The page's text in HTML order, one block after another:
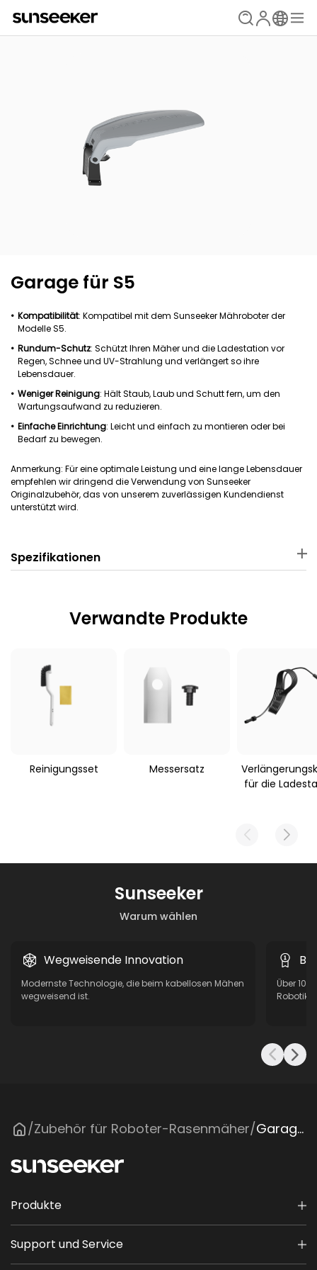
Garage für S5
Kompatibilität: Kompatibel mit dem Sunseeker Mähroboter der
Modelle S5.
Rundum-Schutz: Schützt Ihren Mäher und die Ladestation vor
Regen, Schnee und UV-Strahlung und verlängert so ihre
Lebensdauer.
Weniger Reinigung: Hält Staub, Laub und Schutt fern, um den
Wartungsaufwand zu reduzieren.
Einfache Einrichtung: Leicht und einfach zu montieren oder bei
Bedarf zu bewegen.
Anmerkung: Für eine optimale Leistung und eine lange Lebensdauer
empfehlen wir dringend die Verwendung von Sunseeker
Originalzubehör, das von unserem zuverlässigen Kundendienst
unterstützt wird.
Spezifikationen
PP 52.5 × 83.5 × 19 cm
Verwandte Produkte
Reinigungsset Messersatz
für die
Warum wählen
Sunseeker
Wegweisende Innovation
Modernste Technologie, die beim kabellosen Mähen
wegweisend ist.
Über 10
Robotik,
/Zubehör für Roboter-Rasenmäher/ Garage für S5
Produkte
Support und Service